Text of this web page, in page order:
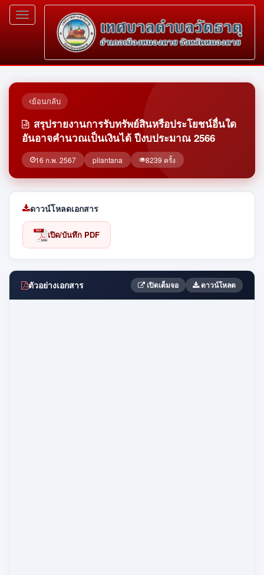
Toggle
navigation
ย้อนกลับ
สรุปรายงานการรับทรัพย์สินหรือประโยชน์อื่นใด
อันอาจคำนวณเป็นเงินได้ ปีงบประมาณ 2566
16 ก.พ. 2567 pilantana 8239 ครั้ง
ดาวน์โหลดเอกสาร
เปิด/บันทึก PDF
ตัวอย่างเอกสาร เปิดเต็มจอ ดาวน์โหลด